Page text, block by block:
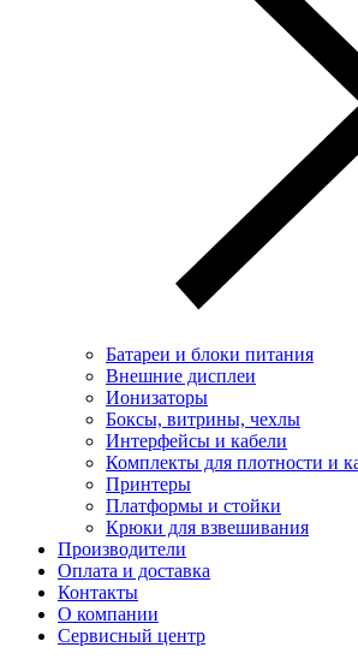
Батареи и блоки питания
Внешние дисплеи
Ионизаторы
Боксы, витрины, чехлы
Интерфейсы и кабели
Комплекты для плотности и
Принтеры
Платформы и стойки
Крюки для взвешивания
Производители
Оплата и доставка
Контакты
О компании
Сервисный центр